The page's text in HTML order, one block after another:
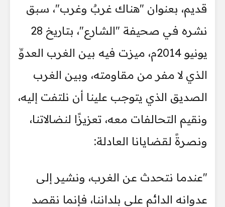
قديم، بعنوان "هناك غربٌ وغرب"، سبق
نشره في صحيفة "الشارع"، بتاريخ 28
يونيو 2014م، ميزت فيه بين الغرب العدوِّ
الذي لا مفر من مقاومته، وبين الغرب
الصديق الذي يتوجب علينا أن نلتفت إليه،
ونقيم التحالفات معه، تعزيزًا لنضالاتنا،
ونصرةً لقضايانا العادلة:
"عندما نتحدث عن الغرب، ونشير إلى
عدوانه الدائم على بلداننا، فإنما نقصد